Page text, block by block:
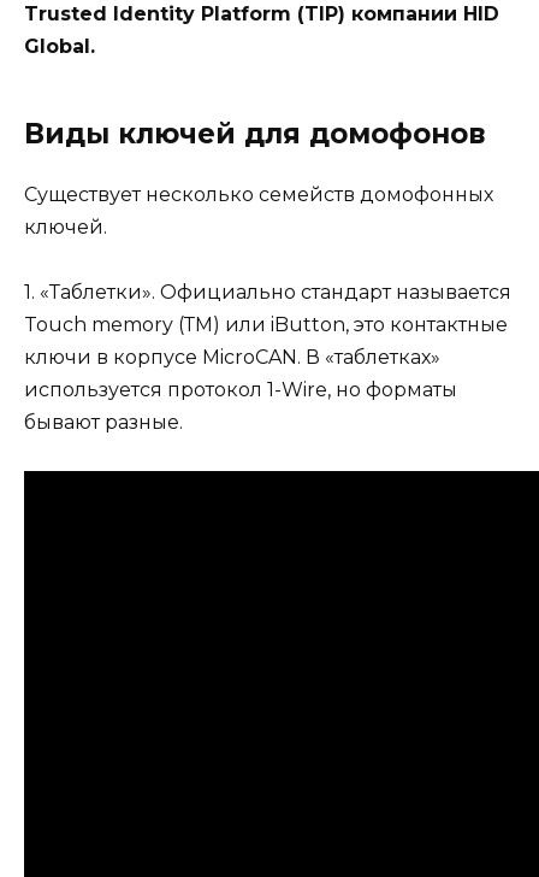
Trusted Identity Platform (TIP) компании HID
Global.
Виды ключей для домофонов
Существует несколько семейств домофонных
ключей.
1. «Таблетки». Официально стандарт называется
Touch memory (ТМ) или iButton, это контактные
ключи в корпусе MicroCAN. В «таблетках»
используется протокол 1-Wire, но форматы
бывают разные.